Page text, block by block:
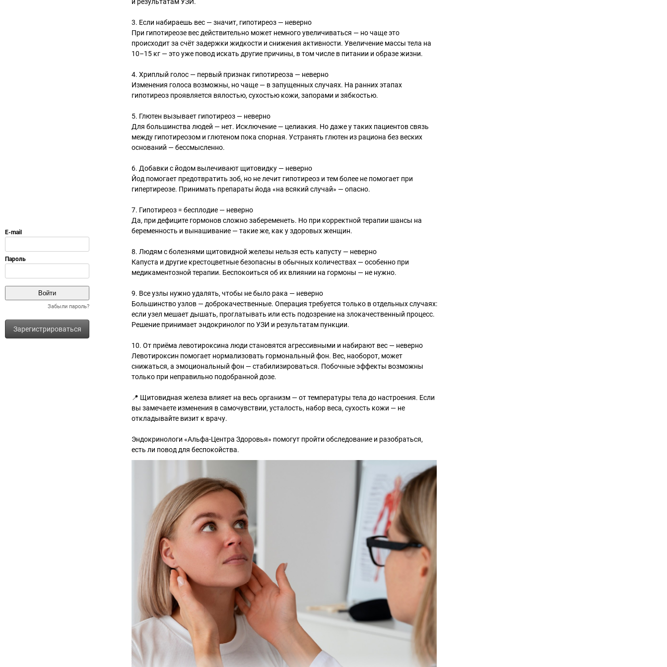
Забыли пароль?
Зарегистрироваться
3️. Если набираешь вес — значит, гипотиреоз — неверно
При гипотиреозе вес действительно может немного увеличиваться — но чаще это
происходит за счёт задержки жидкости и снижения активности. Увеличение массы тела на
10–15 кг — это уже повод искать другие причины, в том числе в питании и образе жизни.
4️. Хриплый голос — первый признак гипотиреоза — неверно
Изменения голоса возможны, но чаще — в запущенных случаях. На ранних этапах
гипотиреоз проявляется вялостью, сухостью кожи, запорами и зябкостью.
5️. Глютен вызывает гипотиреоз — неверно
Для большинства людей — нет. Исключение — целиакия. Но даже у таких пациентов связь
между гипотиреозом и глютеном пока спорная. Устранять глютен из рациона без веских
оснований — бессмысленно.
6️. Добавки с йодом вылечивают щитовидку — неверно
Йод помогает предотвратить зоб, но не лечит гипотиреоз и тем более не помогает при
гипертиреозе. Принимать препараты йода «на всякий случай» — опасно.
7️. Гипотиреоз = бесплодие — неверно
Да, при дефиците гормонов сложно забеременеть. Но при корректной терапии шансы на
беременность и вынашивание — такие же, как у здоровых женщин.
8️. Людям с болезнями щитовидной железы нельзя есть капусту — неверно
Капуста и другие крестоцветные безопасны в обычных количествах — особенно при
медикаментозной терапии. Беспокоиться об их влиянии на гормоны — не нужно.
9️. Все узлы нужно удалять, чтобы не было рака — неверно
Большинство узлов — доброкачественные. Операция требуется только в отдельных случаях:
если узел мешает дышать, проглатывать или есть подозрение на злокачественный процесс.
Решение принимает эндокринолог по УЗИ и результатам пункции.
10. От приёма левотироксина люди становятся агрессивными и набирают вес — неверно
Левотироксин помогает нормализовать гормональный фон. Вес, наоборот, может
снижаться, а эмоциональный фон — стабилизироваться. Побочные эффекты возможны
только при неправильно подобранной дозе.
📍 Щитовидная железа влияет на весь организм — от температуры тела до настроения. Если
вы замечаете изменения в самочувствии, усталость, набор веса, сухость кожи — не
откладывайте визит к врачу.
Эндокринологи «Альфа-Центра Здоровья» помогут пройти обследование и разобраться,
есть ли повод для беспокойства.